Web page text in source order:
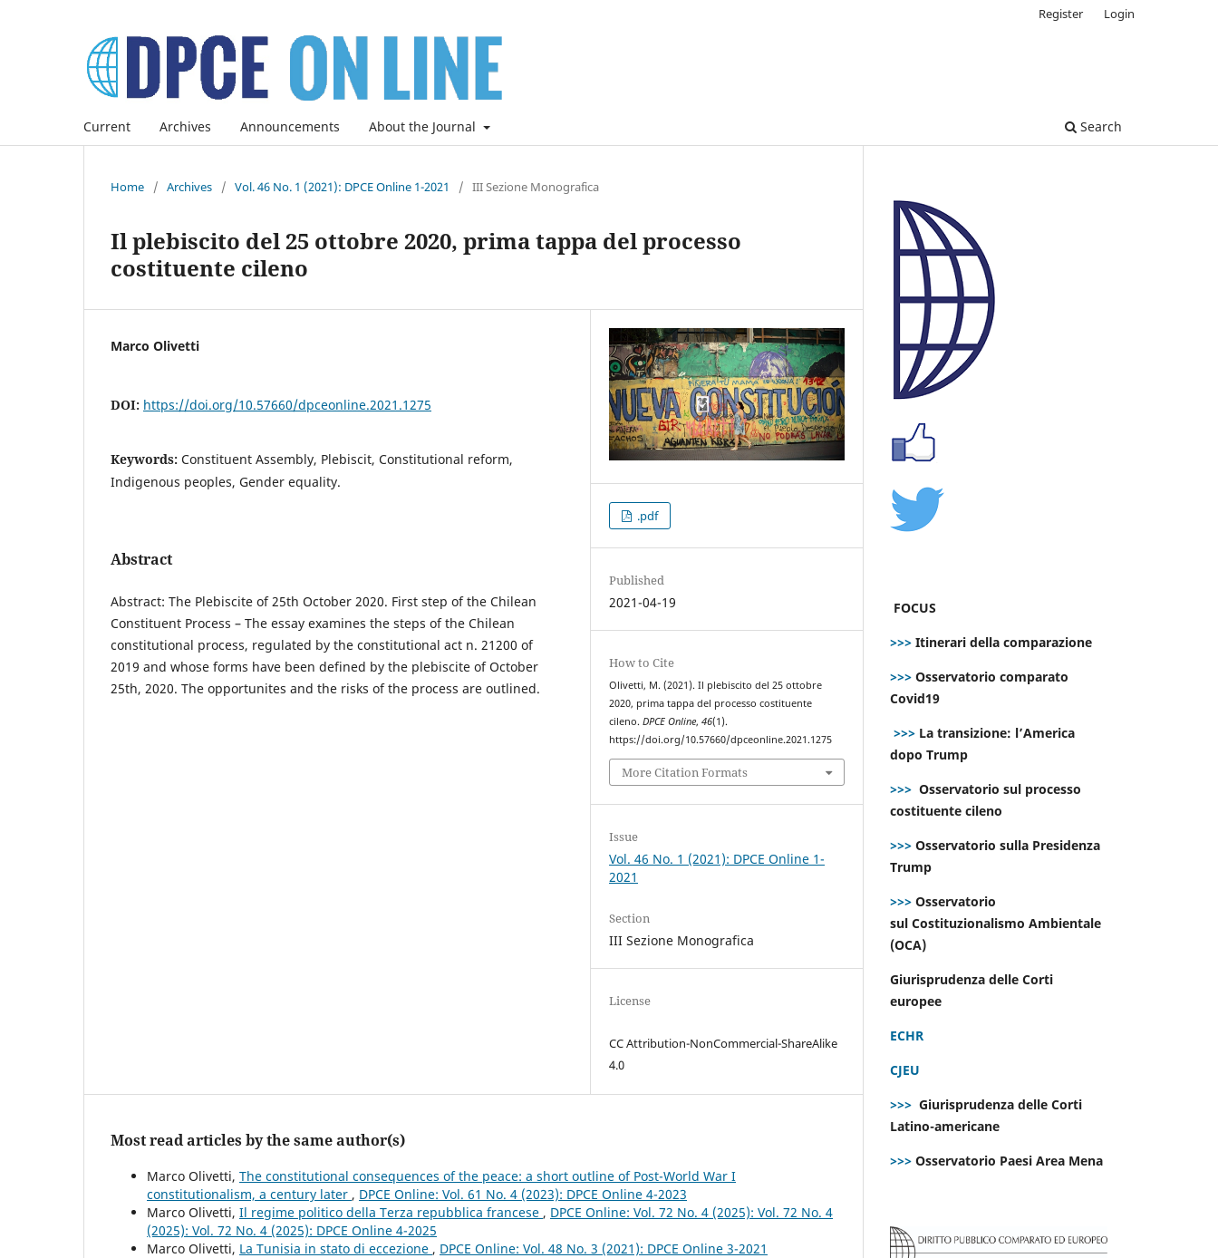
Current Archives Announcements About the Journal Search
Register Login
Home / Archives / Vol. 46 No. 1 (2021): DPCE Online 1-2021 / III Sezione Monografica
Il plebiscito del 25 ottobre 2020, prima tappa del processo
costituente cileno
Marco Olivetti
DOI: https://doi.org/10.57660/dpceonline.2021.1275
Keywords: Constituent Assembly, Plebiscit, Constitutional reform,
Indigenous peoples, Gender equality.
Abstract
Abstract: The Plebiscite of 25th October 2020. First step of the Chilean
Constituent Process – The essay examines the steps of the Chilean
constitutional process, regulated by the constitutional act n. 21200 of
2019 and whose forms have been defined by the plebiscite of October
25th, 2020. The opportunites and the risks of the process are outlined.
.pdf
Published
2021-04-19
How to Cite
Olivetti, M. (2021). Il plebiscito del 25 ottobre
2020, prima tappa del processo costituente
cileno.DPCE Online,46(1).
https://doi.org/10.57660/dpceonline.2021.1275
More Citation Formats
Issue
Vol. 46 No. 1 (2021): DPCE Online 1-
2021
Section
III Sezione Monografica
License
CC Attribution-NonCommercial-ShareAlike
4.0
Most read articles by the same author(s)
Marco Olivetti, The constitutional consequences of the peace: a short outline of Post-World War I
constitutionalism, a century later , DPCE Online: Vol. 61 No. 4 (2023): DPCE Online 4-2023
Marco Olivetti, Il regime politico della Terza repubblica francese , DPCE Online: Vol. 72 No. 4 (2025): Vol. 72 No. 4
(2025): Vol. 72 No. 4 (2025): DPCE Online 4-2025
Marco Olivetti, La Tunisia in stato di eccezione , DPCE Online: Vol. 48 No. 3 (2021): DPCE Online 3-2021
FOCUS
>>> Itinerari della comparazione
>>> Osservatorio comparato
Covid19
>>> La transizione: l’America
dopo Trump
>>> Osservatorio sul processo
costituente cileno
>>> Osservatorio sulla Presidenza
Trump
>>> Osservatorio
sul Costituzionalismo Ambientale
(OCA)
Giurisprudenza delle Corti
europee
ECHR
CJEU
>>> Giurisprudenza delle Corti
Latino-americane
>>> Osservatorio Paesi Area Mena